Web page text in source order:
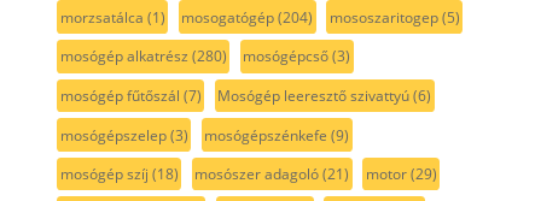
morzsatálca (1) mosogatógép(204) mososzaritogep(5)
mosógép alkatrész (280) mosógépcső(3)
mosógép fűtőszál (7) Mosógép leeresztő szivattyú(6)
mosógépszelep(3) mosógépszénkefe (9)
mosógép szíj (18) mosószer adagoló(21) motor(29)